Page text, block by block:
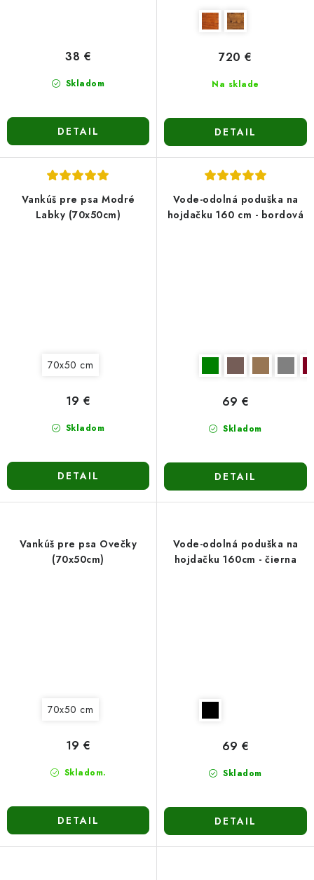
Skladom
38 €
DETAIL
Na sklade
720 €
DETAIL
Vankúš pre psa Modré
Labky (70x50cm)
70x50 cm
Skladom
19 €
DETAIL
Vode-odolná poduška na
hojdačku 160 cm - bordová
Skladom
69 €
DETAIL
Vankúš pre psa Ovečky
(70x50cm)
70x50 cm
Skladom.
19 €
DETAIL
Vode-odolná poduška na
hojdačku 160cm - čierna
Skladom
69 €
DETAIL